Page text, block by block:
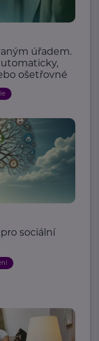
úřadem.
ošetřovné
sociální